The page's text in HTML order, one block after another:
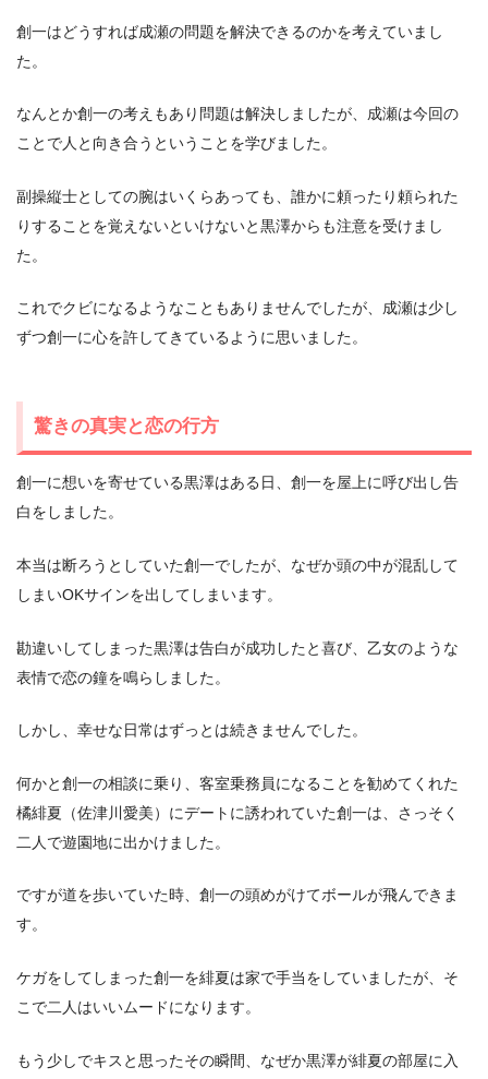
創一はどうすれば成瀬の問題を解決できるのかを考えていまし
た。
なんとか創一の考えもあり問題は解決しましたが、成瀬は今回の
ことで人と向き合うということを学びました。
副操縦士としての腕はいくらあっても、誰かに頼ったり頼られた
りすることを覚えないといけないと黒澤からも注意を受けまし
た。
これでクビになるようなこともありませんでしたが、成瀬は少し
ずつ創一に心を許してきているように思いました。
驚きの真実と恋の行方
創一に想いを寄せている黒澤はある日、創一を屋上に呼び出し告
白をしました。
本当は断ろうとしていた創一でしたが、なぜか頭の中が混乱して
しまいOKサインを出してしまいます。
勘違いしてしまった黒澤は告白が成功したと喜び、乙女のような
表情で恋の鐘を鳴らしました。
しかし、幸せな日常はずっとは続きませんでした。
何かと創一の相談に乗り、客室乗務員になることを勧めてくれた
橘緋夏（佐津川愛美）にデートに誘われていた創一は、さっそく
二人で遊園地に出かけました。
ですが道を歩いていた時、創一の頭めがけてボールが飛んできま
す。
ケガをしてしまった創一を緋夏は家で手当をしていましたが、そ
こで二人はいいムードになります。
もう少しでキスと思ったその瞬間、なぜか黒澤が緋夏の部屋に入